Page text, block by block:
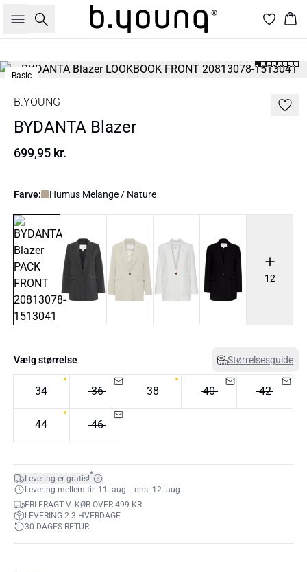
Søg
Basic
B.YOUNG
BYDANTA Blazer
699,95 kr.
Farve: Humus Melange / Nature
12
Vælg størrelse Størrelsesguide
34 36 38 40 42
44 46
Levering er gratis!*
Levering mellem tir. 11. aug. - ons. 12. aug.
FRI FRAGT V. KØB OVER 499 KR.
LEVERING 2-3 HVERDAGE
30 DAGES RETUR